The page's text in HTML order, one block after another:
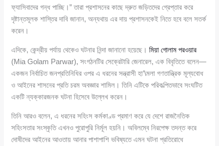
ফ্যাসিবাদের গন্ধ পাচ্ছি।” তারা প্রশাসনের কাছে দ্রুত জড়িতদের গ্রেপ্তার করে
দৃষ্টান্তমূলক শাস্তির দাবি জানান, অন্যথায় এর দায় প্রশাসনকেই নিতে হবে বলে সতর্ক
করেন।
এদিকে, কেন্দ্রীয় পর্যায় থেকেও ঘটনার নিন্দা জানানো হয়েছে।মিয়া গোলাম পরওয়ার
(Mia Golam Parwar), সংগঠনটির সেক্রেটারি জেনারেল, এক বিবৃতিতে বলেন—
একজন নির্বাচিত জনপ্রতিনিধির ওপর এ ধরনের সন্ত্রাসী হা’\মলা গণতান্ত্রিক মূল্যবোধ
ও আইনের শাসনের প্রতি চরম অবজ্ঞার শামিল। তিনি এটিকে পরিকল্পিতভাবে সংঘটিত
একটি ন্যক্কারজনক ঘটনা হিসেবে উল্লেখ করেন।
তিনি আরও বলেন, এ ধরনের সহিংস কর্মকাণ্ড প্রমাণ করে যে দেশে রাজনৈতিক
সহিংসতার সংস্কৃতি এখনও পুরোপুরি নির্মূল হয়নি। অবিলম্বে নিরপেক্ষ তদন্ত করে
দোষীদের আইনের আওতায় আনার পাশাপাশি ভবিষ্যতে এমন ঘটনা প্রতিরোধে